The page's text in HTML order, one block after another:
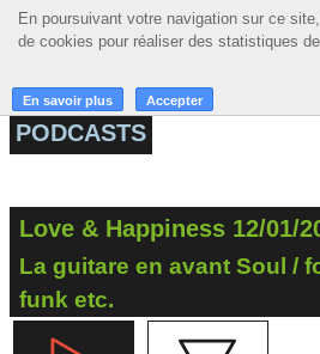
En poursuivant votre navigation sur ce
de cookies pour réaliser des statistiques
En savoir plus Accepter
En poursuivant votre navigation sur ce
de cookies pour réaliser des statistiques
En savoir plus Accepter
☰ MENU
ACCUEIL
MUSIQUE
ACTIONS
PODCASTS
Love & Happiness 12/01/
La guitare en avant Soul /
funk etc.